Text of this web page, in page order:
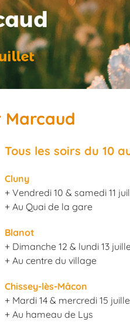
Tous les soirs du 10
Cluny
+ Vendredi 10 & samedi 11
+ Au Quai de la gare
Blanot
+ Dimanche 12 & lundi 13
+ Au centre du village
Chissey-lès-Mâcon
+ Mardi 14 & mercredi 15
+ Au hameau de Lys